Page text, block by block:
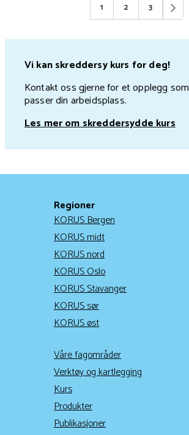
1
2 3
Vi kan skreddersy kurs for deg!
Kontakt oss gjerne for et opplegg som
passer din arbeidsplass.
Les mer om skreddersydde kurs
Regioner
KORUS Bergen
KORUS midt
KORUS nord
KORUS Oslo
KORUS Stavanger
KORUS sør
KORUS øst
Våre fagområder
Verktøy og kartlegging
Kurs
Produkter
Publikasjoner